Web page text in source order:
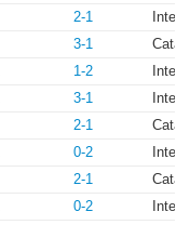
2-1
3-1
1-2
3-1
2-1
0-2
2-1
0-2